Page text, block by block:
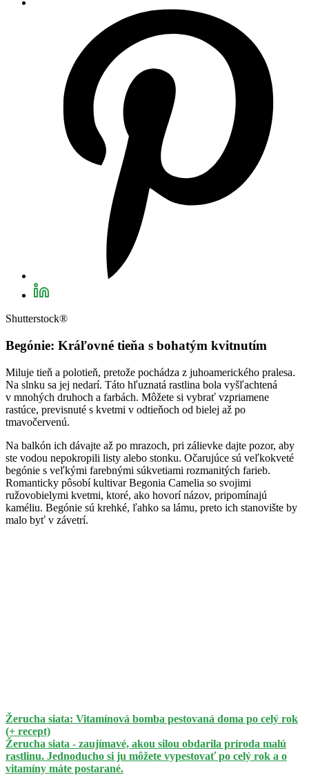
Shutterstock®
Begónie: Kráľovné tieňa s bohatým kvitnutím
Miluje tieň a polotieň, pretože pochádza z juhoamerického pralesa.
Na slnku sa jej nedarí. Táto hľuznatá rastlina bola vyšľachtená
v mnohých druhoch a farbách. Môžete si vybrať vzpriamene
rastúce, previsnuté s kvetmi v odtieňoch od bielej až po
tmavočervenú.
Na balkón ich dávajte až po mrazoch, pri zálievke dajte pozor, aby
ste vodou nepokropili listy alebo stonku. Očarujúce sú veľkokveté
begónie s veľkými farebnými súkvetiami rozmanitých farieb.
Romanticky pôsobí kultivar Begonia Camelia so svojimi
ružovobielymi kvetmi, ktoré, ako hovorí názov, pripomínajú
kaméliu. Begónie sú krehké, ľahko sa lámu, preto ich stanovište by
malo byť v závetrí.
Žerucha siata: Vitamínová bomba pestovaná doma po celý rok
(+ recept)
Žerucha siata - zaujímavé, akou silou obdarila príroda malú
rastlinu. Jednoducho si ju môžete vypestovať po celý rok a o
vitamíny máte postarané.